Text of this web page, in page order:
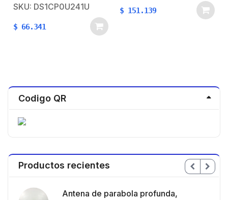
SKU: DS1CP0U241U
$ 66.341
$ 151.139
Codigo QR
Productos recientes
Antena de parabola profunda,